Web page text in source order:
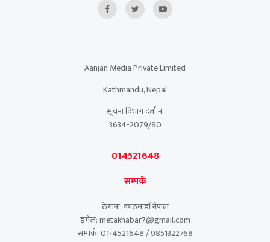
Aanjan Media Private Limited
Kathmandu, Nepal
सूचना विभाग दर्ता नं.
3634-2079/80
014521648
सम्पर्क
ठेगाना: काठमाडौं नेपाल
इमेल: metakhabar7@gmail.com
सम्पर्क: 01-4521648 / 9851322768